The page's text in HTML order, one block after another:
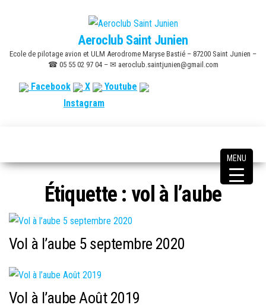
content
Aeroclub Saint Junien
Ecole de pilotage avion et ULM Aerodrome Maryse Bastié – 87200 Saint Junien –
☎ 05 55 02 97 04 – ✉ aeroclub.saintjunien@gmail.com
Facebook X
Youtube
Instagram
Étiquette : vol à l’aube
Vol à l’aube 5 septembre 2020
Vol à l’aube Août 2019
MENU